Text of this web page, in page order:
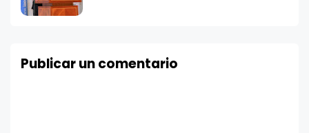
Publicar un comentario